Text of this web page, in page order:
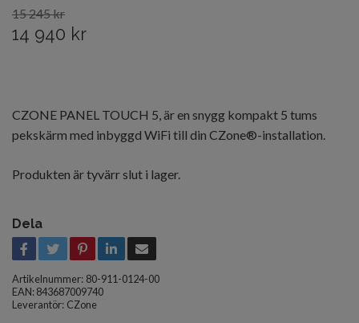
15 245 kr
14 940 kr
CZONE PANEL TOUCH 5, är en snygg kompakt 5 tums
pekskärm med inbyggd WiFi till din CZone®-installation.
Produkten är tyvärr slut i lager.
Dela
Artikelnummer: 80-911-0124-00
EAN: 843687009740
Leverantör: CZone